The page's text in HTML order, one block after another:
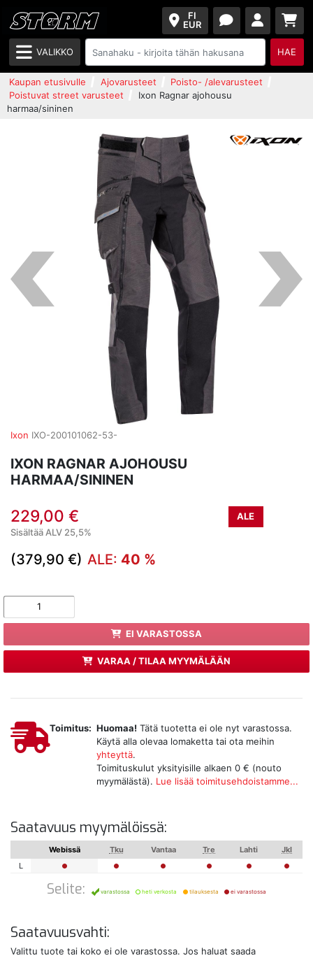
FI
EUR
VALIKKO HAE
Kaupan etusivulle Ajovarusteet
Poisto- /alevarusteet
Poistuvat street varusteet
Ixon Ragnar ajohousu
harmaa/sininen
Ixon IXO-200101062-53-
IXON RAGNAR AJOHOUSU
HARMAA/SININEN
229,00 €
ALE
Sisältää ALV 25,5%
(379,90 €) ALE: 40 %
EI VARASTOSSA
VARAA / TILAA MYYMÄLÄÄN
Toimitus: Huomaa! Tätä tuotetta ei ole nyt varastossa.
Käytä alla olevaa lomaketta tai ota meihin
yhteyttä.
Toimituskulut yksityisille alkaen 0 € (nouto
myymälästä). Lue lisää toimitusehdoistamme...
Saatavuus myymälöissä:
Webissä Tku Vantaa Tre Lahti
Jkl
L
Selite: varastossa heti verkosta tilauksesta ei varastossa
Saatavuusvahti:
Valittu tuote tai koko ei ole varastossa. Jos haluat saada